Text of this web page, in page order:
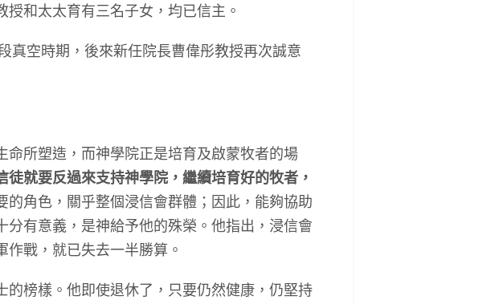
和太太育有三名子女，均已信主。
空時期，後來新任院長曹偉彤教授再次誠意
所塑造，而神學院正是培育及啟蒙牧者的場
就要反過來支持神學院，繼續培育好的牧者，
角色，關乎整個浸信會群體；因此，能夠協助
有意義，是神給予他的殊榮。他指出，浸信會
戰，就已失去一半勝算。
榜樣。他即使退休了，只要仍然健康，仍堅持